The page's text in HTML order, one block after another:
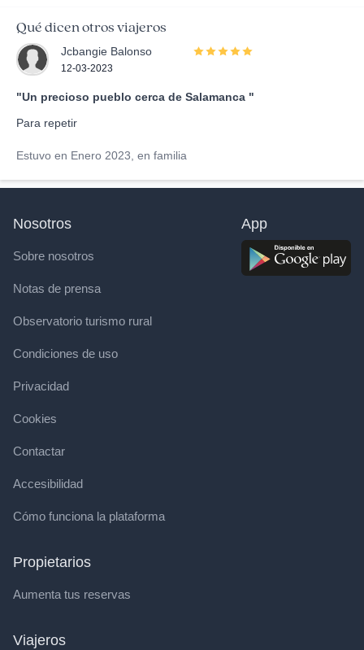
Qué dicen otros viajeros
Jcbangie Balonso
12-03-2023
"Un precioso pueblo cerca de Salamanca "
Para repetir
Estuvo en Enero 2023, en familia
Nosotros
Sobre nosotros
Notas de prensa
Observatorio turismo rural
Condiciones de uso
Privacidad
Cookies
Contactar
Accesibilidad
Cómo funciona la plataforma
Propietarios
Aumenta tus reservas
Viajeros
App